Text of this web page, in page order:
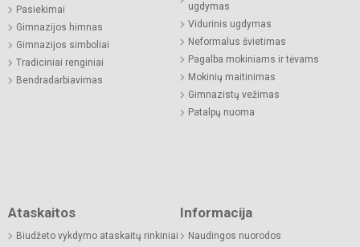
Pasiekimai
Gimnazijos himnas
Gimnazijos simboliai
Tradiciniai renginiai
Bendradarbiavimas
ugdymas
Vidurinis ugdymas
Neformalus švietimas
Pagalba mokiniams ir tėvams
Mokinių maitinimas
Gimnazistų vežimas
Patalpų nuoma
Ataskaitos
Biudžeto vykdymo ataskaitų rinkiniai
Informacija
Naudingos nuorodos